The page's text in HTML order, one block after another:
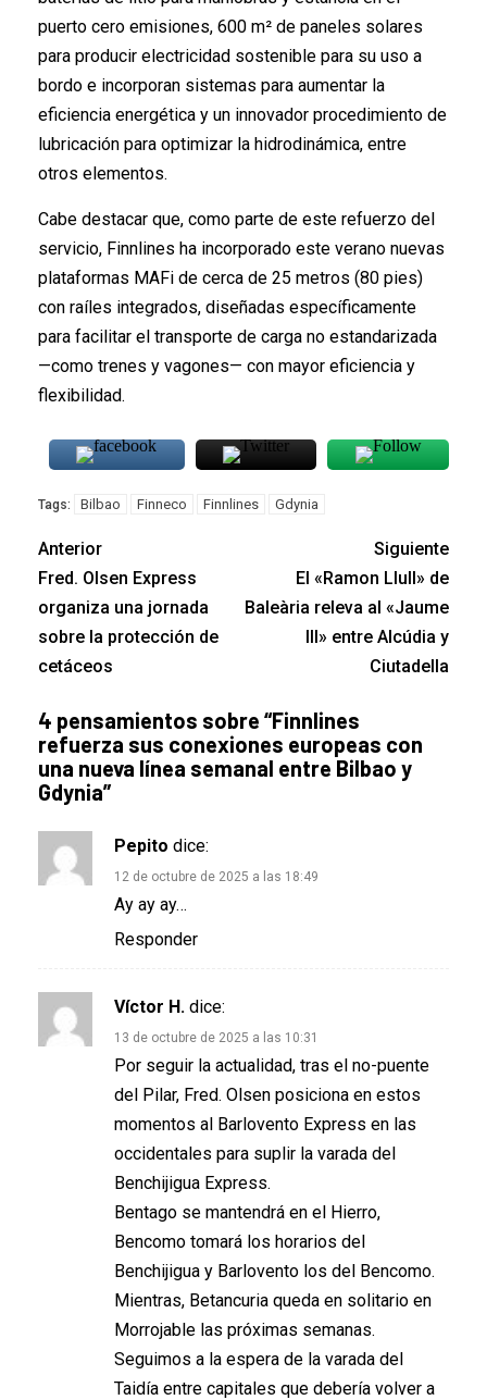
puerto cero emisiones, 600 m² de paneles solares
para producir electricidad sostenible para su uso a
bordo e incorporan sistemas para aumentar la
eficiencia energética y un innovador procedimiento de
lubricación para optimizar la hidrodinámica, entre
otros elementos.
Cabe destacar que, como parte de este refuerzo del
servicio, Finnlines ha incorporado este verano nuevas
plataformas MAFi de cerca de 25 metros (80 pies)
con raíles integrados, diseñadas específicamente
para facilitar el transporte de carga no estandarizada
—como trenes y vagones— con mayor eficiencia y
flexibilidad.
Tags: Bilbao Finneco Finnlines Gdynia
Anterior
Fred. Olsen Express
organiza una jornada
sobre la protección de
cetáceos
Siguiente
El «Ramon Llull» de
Baleària releva al «Jaume
III» entre Alcúdia y
Ciutadella
4 pensamientos sobre “Finnlines
refuerza sus conexiones europeas con
una nueva línea semanal entre Bilbao y
Gdynia”
Pepito dice:
12 de octubre de 2025 a las 18:49
Ay ay ay…
Responder
Víctor H. dice:
13 de octubre de 2025 a las 10:31
Por seguir la actualidad, tras el no-puente
del Pilar, Fred. Olsen posiciona en estos
momentos al Barlovento Express en las
occidentales para suplir la varada del
Benchijigua Express.
Bentago se mantendrá en el Hierro,
Bencomo tomará los horarios del
Benchijigua y Barlovento los del Bencomo.
Mientras, Betancuria queda en solitario en
Morrojable las próximas semanas.
Seguimos a la espera de la varada del
Taidía entre capitales que debería volver a